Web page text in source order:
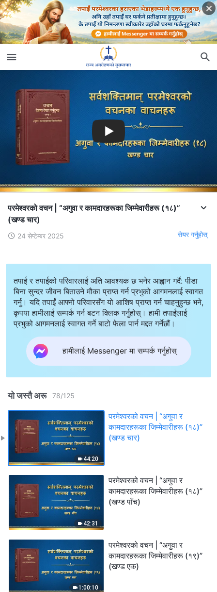
परमेश्‍वरको वचन | “अगुवा र कामदारहरूका जिम्‍मेवारीहरू (१८)”
(खण्ड चार)
24 सेप्टेम्बर 2025 सेयर गर्नुहोस्
तपाई र तपाईको परिवारलाई अति आवश्यक छ भनेर आह्वान गर्दै: पीडा
बिना सुन्दर जीवन बिताउने मौका प्राप्त गर्न प्रभुको आगमनलाई स्वागत
गर्नु। यदि तपाईं आफ्नो परिवारसँग यो आशिष प्राप्त गर्न चाहनुहुन्छ भने,
कृपया हामीलाई सम्पर्क गर्न बटन क्लिक गर्नुहोस्। हामी तपाईंलाई
प्रभुको आगमनलाई स्वागत गर्ने बाटो फेला पार्न मद्दत गर्नेछौं।
हामीलाई Messenger मा सम्पर्क गर्नुहोस्
यो जस्तै अरू 78/125
44:20
परमेश्‍वरको वचन | “अगुवा र
कामदारहरूका जिम्‍मेवारीहरू (१८)”
(खण्ड चार)
42:31
परमेश्‍वरको वचन | “अगुवा र
कामदारहरूका जिम्‍मेवारीहरू (१८)”
(खण्ड पाँच)
1:00:10
परमेश्‍वरको वचन | “अगुवा र
कामदारहरूका जिम्‍मेवारीहरू (१९)”
(खण्ड एक)